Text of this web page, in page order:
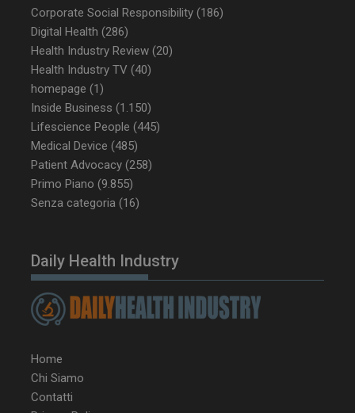
Corporate Social Responsibility (186)
Digital Health (286)
Health Industry Review (20)
Health Industry TV (40)
homepage (1)
Inside Business (1.150)
Lifescience People (445)
Medical Device (485)
Patient Advocacy (258)
Primo Piano (9.855)
Senza categoria (16)
Daily Health Industry
Home
Chi Siamo
Contatti